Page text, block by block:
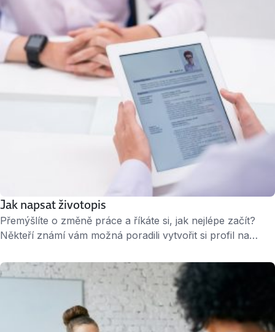
Jak napsat životopis
Přemýšlíte o změně práce a říkáte si, jak nejlépe začít­?
Někteří známí vám možná poradili vytvořit si profil na
Pokud si při slově životopis vybavíte slohové cvičení, tak
opravdu „mrtvý“ je. Řešení naleznete v přehledném CV,
které případně můžete dát i online. Méně je opravdu více